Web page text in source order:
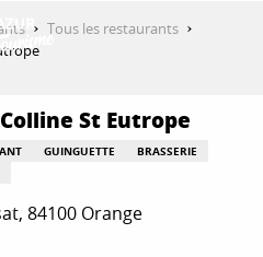
Tous les restaurants
St Eutrope
GUINGUETTE
BRASSERIE
84100 Orange